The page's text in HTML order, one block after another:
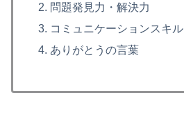
問題発見力・解決力
コミュニケーションスキル
ありがとうの言葉